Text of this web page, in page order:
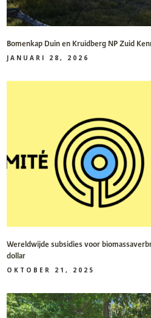
Bomenkap Duin en Kruidberg NP Zuid
JANUARI 28, 2026
Wereldwijde subsidies voor
dollar
OKTOBER 21, 2025